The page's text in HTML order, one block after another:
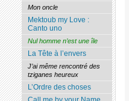
Mon oncle
Mektoub my Love :
Canto uno
Nul homme n’est une île
La Tête à l’envers
J’ai même rencontré des
tziganes heureux
L’Ordre des choses